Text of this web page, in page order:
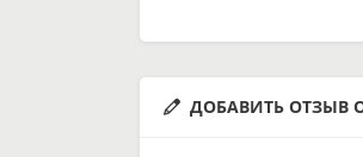
ДОБАВИТЬ ОТЗЫВ